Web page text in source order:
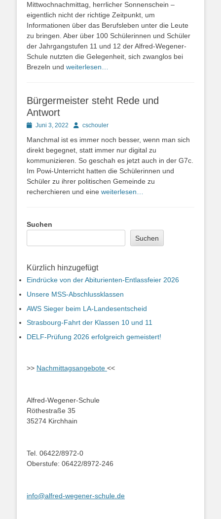
Mittwochnachmittag, herrlicher Sonnenschein –
eigentlich nicht der richtige Zeitpunkt, um
Informationen über das Berufsleben unter die Leute
zu bringen. Aber über 100 Schülerinnen und Schüler
der Jahrgangstufen 11 und 12 der Alfred-Wegener-
Schule nutzten die Gelegenheit, sich zwanglos bei
Brezeln und weiterlesen…
Bürgermeister steht Rede und
Antwort
PostedJuni 3, 2022 Autorcschouler
Manchmal ist es immer noch besser, wenn man sich
direkt begegnet, statt immer nur digital zu
kommunizieren. So geschah es jetzt auch in der G7c.
Im Powi-Unterricht hatten die Schülerinnen und
Schüler zu ihrer politischen Gemeinde zu
recherchieren und eine weiterlesen…
Suchen
Suchen
Kürzlich hinzugefügt
Eindrücke von der Abiturienten-Entlassfeier 2026
Unsere MSS-Abschlussklassen
AWS Sieger beim LA-Landesentscheid
Strasbourg-Fahrt der Klassen 10 und 11
DELF-Prüfung 2026 erfolgreich gemeistert!
>> Nachmittagsangebote <<
Alfred-Wegener-Schule
Röthestraße 35
35274 Kirchhain
Tel. 06422/8972-0
Oberstufe: 06422/8972-246
info@alfred-wegener-schule.de